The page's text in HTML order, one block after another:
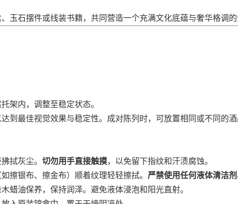
玉石摆件或线装书籍，共同营造一个充满文化底蕴与奢华格调的
架内，调整至稳定状态。
达到最佳视觉效果与稳定性。成对陈列时，可放置相同或不同的酒
拭灰尘。 切勿用手直接触摸，以免留下指纹和汗渍腐蚀。
如擦银布、擦金布）顺着纹理轻轻擦拭。 严禁使用任何液体清洁
蜡油保养，保持润泽。避免液体浸泡和阳光直射。